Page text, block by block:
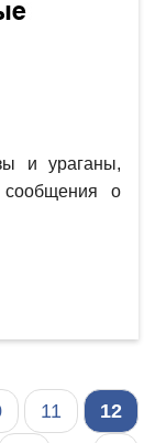
и ураганы,
о
11
12